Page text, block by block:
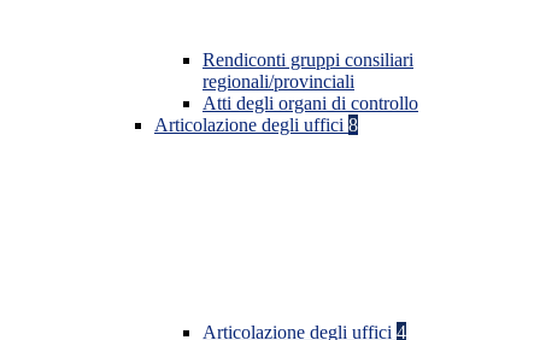
Rendiconti gruppi consiliari
regionali/provinciali
Atti degli organi di controllo
Articolazione degli uffici 8
Articolazione degli uffici 4